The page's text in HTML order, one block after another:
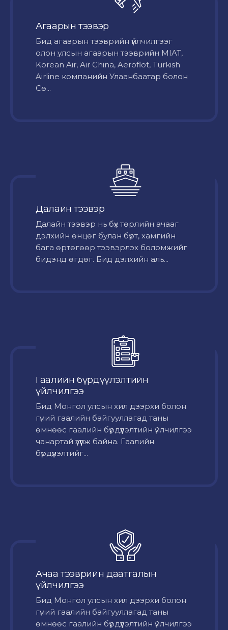
Агаарын тээвэр
Бид агаарын тээврийн үйлчилгээг
олон улсын агаарын тээврийн MIAT,
Korean Air, Air China, Aeroflot, Turkish
Airline компанийн Улаанбаатар болон
Сө...
Далайн тээвэр
Далайн тээвэр нь бүх төрлийн ачааг
дэлхийн өнцөг булан бүрт, хамгийн
бага өртөгөөр тээвэрлэх боломжийг
бидэнд өгдөг. Бид дэлхийн аль...
Гаалийн бүрдүүлэлтийн
үйлчилгээ
Бид Монгол улсын хил дээрхи болон
гүний гаалийн байгууллагад таны
өмнөөс гаалийн бүрдүүлэлтийн үйлчилгээ
чанартай үзүүлж байна. Гаалийн
бүрдүүлэлтийг...
Ачаа тээврийн даатгалын
үйлчилгээ
Бид Монгол улсын хил дээрхи болон
гүний гаалийн байгууллагад таны
өмнөөс гаалийн бүрдүүлэлтийн үйлчилгээ